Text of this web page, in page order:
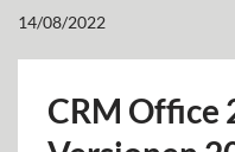
14/08/2022
CRM Office